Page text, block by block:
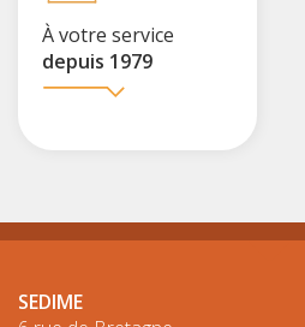
À votre service
depuis 1979
SEDIME